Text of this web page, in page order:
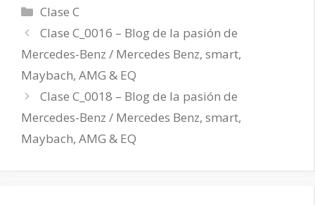
Categorías
Clase C
Clase C_0016 – Blog de la pasión de
Mercedes-Benz / Mercedes Benz, smart,
Maybach, AMG & EQ
Clase C_0018 – Blog de la pasión de
Mercedes-Benz / Mercedes Benz, smart,
Maybach, AMG & EQ